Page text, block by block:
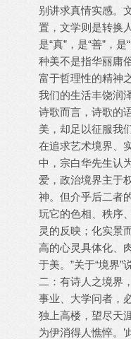
别讲求真情实感。
置，文学则是转换
是“真”，是“善”，
种美不是指华丽庸
富于哲理性的精神
我们的生活丰饶润
诗歌而言，诗歌的
美，却足以征服我
在追求艺术境界、
中，宗白华先生认
爱，政治境界主于
神。但介乎后二者
玩它的色相、秩序
灵的反映；化实景
高的心灵具体化、
于美。”关于“境界”
二：有诗人之境界
事业、大学问者，
独上高楼，望尽天
为伊消得人憔悴。’